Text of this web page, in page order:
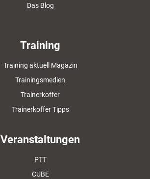
Das Blog
Training
Training aktuell Magazin
Trainingsmedien
Trainerkoffer
Trainerkoffer Tipps
Veranstaltungen
PTT
CUBE